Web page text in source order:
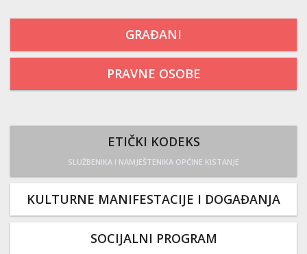
GRAĐANI
PRAVNE OSOBE
ETIČKI KODEKS
SLUŽBENIKA I NAMJEŠTENIKA OPĆINE KISTANJE
KULTURNE MANIFESTACIJE I DOGAĐANJA
SOCIJALNI PROGRAM